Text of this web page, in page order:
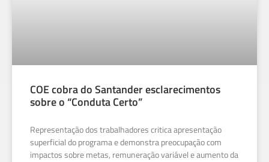
COE cobra do Santander esclarecimentos
sobre o “Conduta Certo”
Representação dos trabalhadores critica apresentação
superficial do programa e demonstra preocupação com
impactos sobre metas, remuneração variável e aumento da